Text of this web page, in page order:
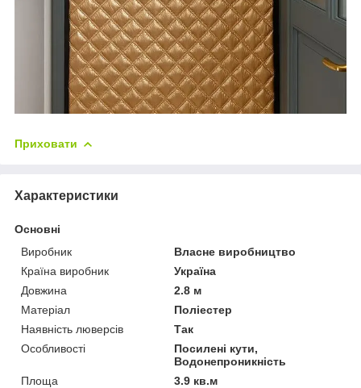
Приховати
Характеристики
Основні
Виробник
Власне виробництво
Країна виробник
Україна
Довжина
2.8 м
Матеріал
Поліестер
Наявність люверсів
Так
Особливості
Посилені кути,
Водонепроникність
Площа
3.9 кв.м